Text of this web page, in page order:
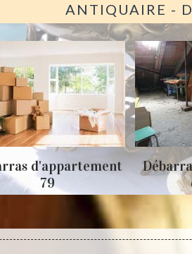
ANTIQUAIRE -
d'appartement
79